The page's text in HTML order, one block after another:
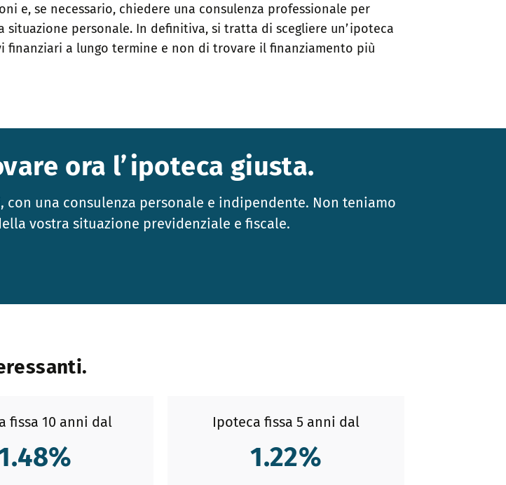
e, se necessario, chiedere una consulenza professionale per
personale. In definitiva, si tratta di scegliere un’ipoteca
finanziari a lungo termine e non di trovare il finanziamento più
ora l’ipoteca giusta.
una consulenza personale e indipendente. Non teniamo
vostra situazione previdenziale e fiscale.
fissa 10 anni dal
%
Ipoteca fissa 5 anni dal
1.22%